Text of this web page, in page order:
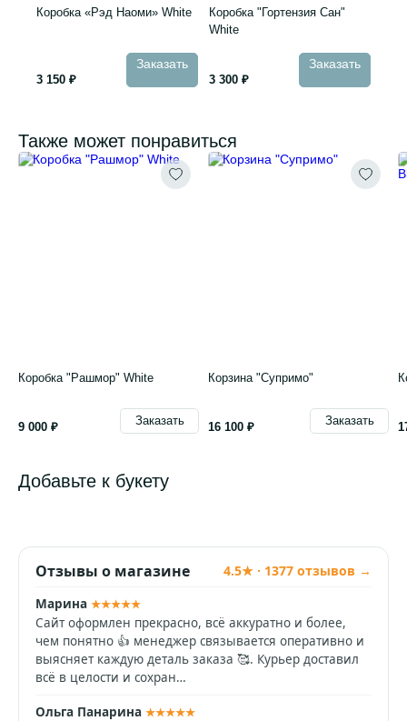
Коробка «Рэд Наоми» White
3 150 ₽
Заказать
Коробка "Гортензия Сан"
White
3 300 ₽
Заказать
Также может понравиться
Коробка "Рашмор" White
9 000 ₽ Заказать
Корзина "Супримо"
16 100 ₽ Заказать
Добавьте к букету
Отзывы о магазине 4.5★ · 1377 отзывов →
Марина ★★★★★
Сайт оформлен прекрасно, всё аккуратно и более,
чем понятно 👍 менеджер связывается оперативно и
выясняет каждую деталь заказа 🥰. Курьер доставил
всё в целости и сохран…
Ольга Панарина ★★★★★